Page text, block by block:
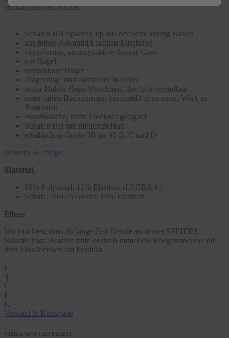
atmungsaktiven Schale.
Schalen BH Spacer Cup aus der Serie Young Basics
aus feiner Polyamid/Elasthan Mischung
vorgeformte, atmungsaktive Spacer Cups
mit Bügel
verstellbare Träger
Trägerringe und -versteller in Silber
softer Haken-Ösen-Verschluss, dreifach verstellbar
unter fairen Bedingungen hergestellt in unserem Werk in
Rumänien
Handwäsche, nicht Trockner geeignet
Schalen BH mit mittlerem Halt
erhältlich in Größe 70 bis 90 B, C und D
Material & Pflege
Material
88% Polyamid, 12% Elasthan (LYCRA®)
Schale: 90% Polyester, 10% Elasthan
Pflege
Wir möchten, dass du lange Zeit Freude an deiner SPEIDEL
Wäsche hast. Beachte bitte deshalb immer die Pflegehinweise auf
dem Einnähetikett am Produkt.
j
q
t
F
K
Versand & Rückgabe
VERSAND & LIEFERZEIT